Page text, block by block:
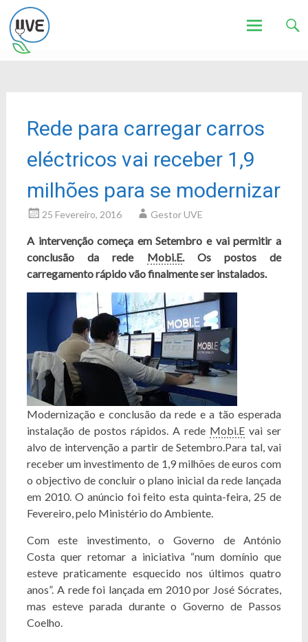
Rede para carregar carros
eléctricos vai receber 1,9
milhões para se modernizar
25 Fevereiro, 2016 Gestor UVE
A intervenção começa em Setembro e vai permitir a
conclusão da rede Mobi.E. Os postos de
carregamento rápido vão finalmente ser instalados.
Modernização e conclusão da rede e a tão esperada
instalação de postos rápidos. A rede Mobi.E vai ser
alvo de intervenção a partir de Setembro.Para tal, vai
receber um investimento de 1,9 milhões de euros com
o objectivo de concluir o plano inicial da rede lançada
em 2010. O anúncio foi feito esta quinta-feira, 25 de
Fevereiro, pelo Ministério do Ambiente.
Com este investimento, o Governo de António
Costa quer retomar a iniciativa “num domínio que
esteve praticamente esquecido nos últimos quatro
anos”. A rede foi lançada em 2010 por José Sócrates,
mas esteve parada durante o Governo de Passos
Coelho.